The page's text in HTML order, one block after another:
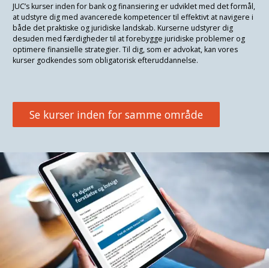
JUC’s kurser inden for bank og finansiering er udviklet med det formål,
at udstyre dig med avancerede kompetencer til effektivt at navigere i
både det praktiske og juridiske landskab. Kurserne udstyrer dig
desuden med færdigheder til at forebygge juridiske problemer og
optimere finansielle strategier. Til dig, som er advokat, kan vores
kurser godkendes som obligatorisk efteruddannelse.
Se kurser inden for samme område